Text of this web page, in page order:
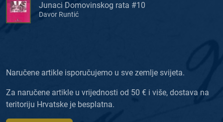
Junaci Domovinskog rata #10
Davor Runtić
Naručene artikle isporučujemo u sve zemlje svijeta.
Za naručene artikle u vrijednosti od 50 € i više, dostava na
teritoriju Hrvatske je besplatna.